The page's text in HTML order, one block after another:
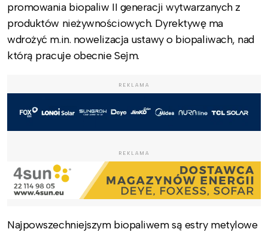
promowania biopaliw II generacji wytwarzanych z
produktów nieżywnościowych. Dyrektywę ma
wdrożyć m.in. nowelizacja ustawy o biopaliwach, nad
którą pracuje obecnie Sejm.
REKLAMA
REKLAMA
Najpowszechniejszym biopaliwem są estry metylowe